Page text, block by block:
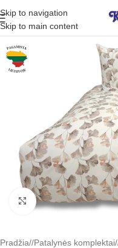
Skip to navigation
Skip to main content
Padidinti
Pradžia/ Patalynės komplektai/